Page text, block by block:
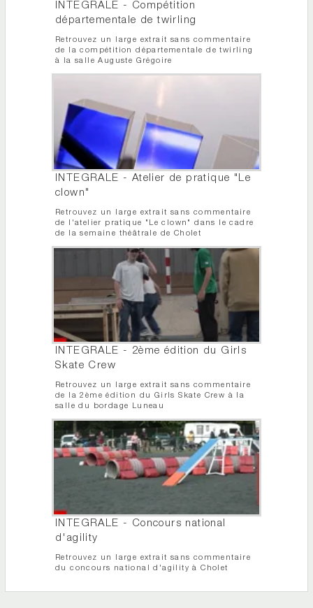
INTEGRALE - Compétition
départementale de twirling
Retrouvez un large extrait sans commentaire
de la compétition départementale de twirling
à la salle Auguste Grégoire
INTEGRALE - Atelier de pratique "Le
clown"
Retrouvez un large extrait sans commentaire
de l'atelier pratique "Le clown" dans le cadre
de la semaine théâtrale de Cholet
INTEGRALE - 2ème édition du Girls
Skate Crew
Retrouvez un large extrait sans commentaire
de la 2ème édition du Girls Skate Crew à la
salle du bordage Luneau
INTEGRALE - Concours national
d'agility
Retrouvez un large extrait sans commentaire
du concours national d'agility à Cholet